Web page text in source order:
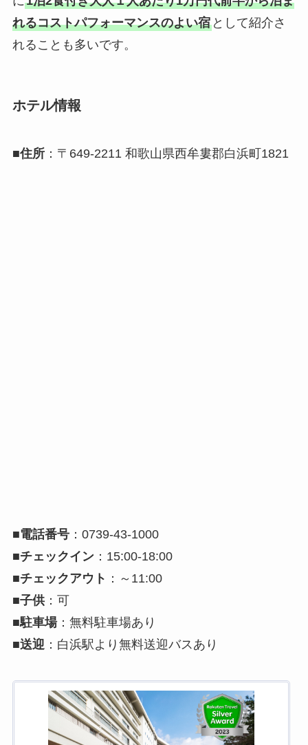
れるコストパフォーマンスのよい宿として紹介さ
れることも多いです。
ホテル情報
■住所：〒649-2211 和歌山県西牟婁郡白浜町1821
■電話番号：0739-43-1000
■チェックイン：15:00-18:00
■チェックアウト ：～11:00
■子供：可
■駐車場：無料駐車場あり
■送迎：白浜駅より無料送迎バスあり